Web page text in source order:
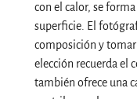
con el calor, se
superficie. El
composición y
elección recuerda el
también ofrece una